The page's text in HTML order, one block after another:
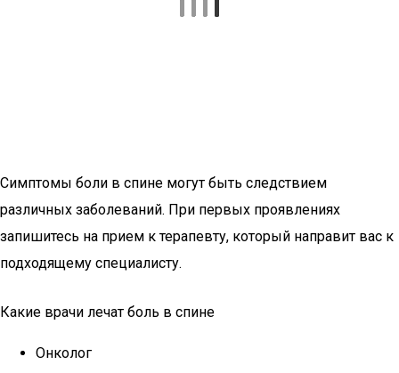
Симптомы боли в спине могут быть следствием
различных заболеваний. При первых проявлениях
запишитесь на прием к терапевту, который направит вас к
подходящему специалисту.
Какие врачи лечат боль в спине
Онколог